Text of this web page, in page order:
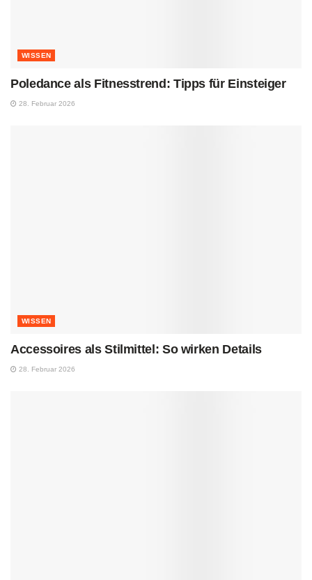
WISSEN
Poledance als Fitnesstrend: Tipps für Einsteiger
28. Februar 2026
WISSEN
Accessoires als Stilmittel: So wirken Details
28. Februar 2026